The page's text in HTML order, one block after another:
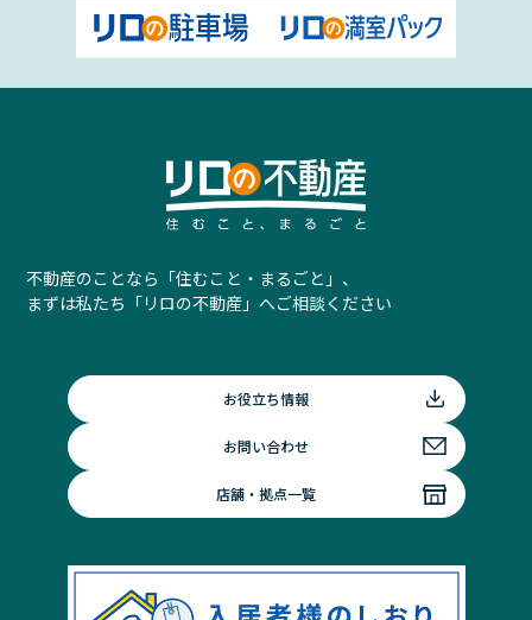
不動産のことなら「住むこと・まるごと」、
まずは私たち「リロの不動産」へご相談ください
お役立ち情報
お問い合わせ
店舗・拠点一覧